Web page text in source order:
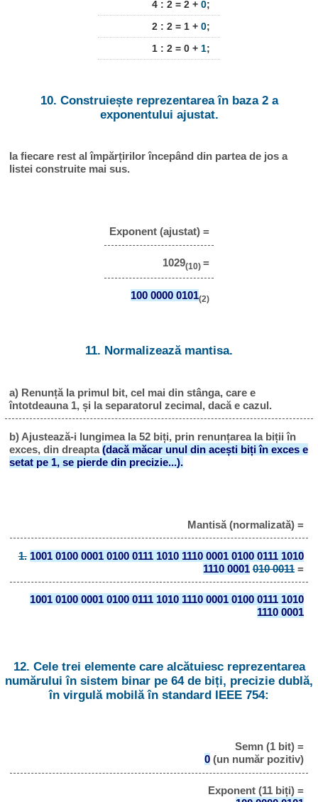
4 : 2 = 2 + 0;
2 : 2 = 1 + 0;
1 : 2 = 0 + 1;
10. Construiește reprezentarea în baza 2 a
exponentului ajustat.
Ia fiecare rest al împărțirilor începând din partea de jos a
listei construite mai sus.
Exponent (ajustat) =
1029(10) =
100 0000 0101(2)
11. Normalizează mantisa.
a) Renunță la primul bit, cel mai din stânga, care e
întotdeauna 1, și la separatorul zecimal, dacă e cazul.
b) Ajustează-i lungimea la 52 biți, prin renunțarea la biții în
exces, din dreapta(dacă măcar unul din acești biți în exces e
setat pe 1, se pierde din precizie...).
Mantisă (normalizată) =
1. 1001 0100 0001 0100 0111 1010 1110 0001 0100 0111 1010
1110 0001 010 0011=
1001 0100 0001 0100 0111 1010 1110 0001 0100 0111 1010
1110 0001
12. Cele trei elemente care alcătuiesc reprezentarea
numărului în sistem binar pe 64 de biți, precizie dublă,
în virgulă mobilă în standard IEEE 754:
Semn (1 bit) =
0(un număr pozitiv)
Exponent (11 biți) =